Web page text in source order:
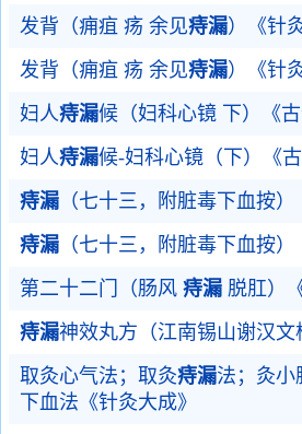
发背（痈疽 疡 余见痔漏）《针
发背（痈疽 疡 余见痔漏）《针
妇人痔漏候（妇科心镜 下）《古
妇人痔漏候-妇科心镜（下）《古
痔漏 （七十三，附脏毒下血按）
痔漏 （七十三，附脏毒下血按）
第二十二门（肠风 痔漏 脱肛）
痔漏神效丸方（江南锡山谢汉文
取灸心气法；取灸痔漏法；灸小
下血法《针灸大成》